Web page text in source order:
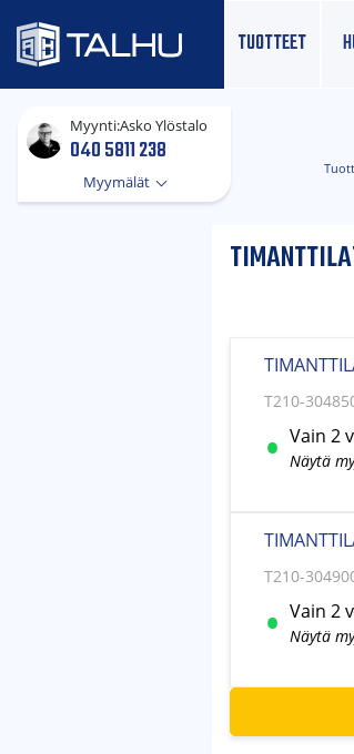
TUOTTEET
Myynti:Asko Ylöstalo
040 5811 238
Myymälät
T210-
Vain 2
Näytä
T210-
Vain 2
Näytä